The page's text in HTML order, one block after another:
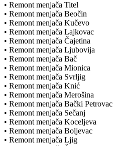
• Remont menjača Titel
• Remont menjača Beočin
• Remont menjača Kučevo
• Remont menjača Lajkovac
• Remont menjača Čajetina
• Remont menjača Ljubovija
• Remont menjača Bač
• Remont menjača Mionica
• Remont menjača Svrljig
• Remont menjača Knić
• Remont menjača Merošina
• Remont menjača Bački Petrovac
• Remont menjača Sečanj
• Remont menjača Koceljeva
• Remont menjača Boljevac
• Remont menjača Ljig